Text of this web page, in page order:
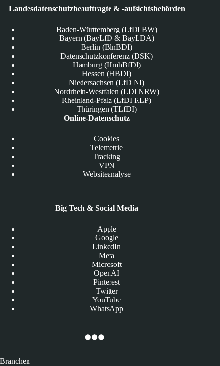
Landesdatenschutzbeauftragte & -aufsichtsbehörden
Baden-Württemberg (LfDI BW)
Bayern (BayLfD & BayLDA)
Berlin (BlnBDI)
Datenschutzkonferenz (DSK)
Hamburg (HmbBfDI)
Hessen (HBDI)
Niedersachsen (LfD NI)
Nordrhein-Westfalen (LDI NRW)
Rheinland-Pfalz (LfDI RLP)
Thüringen (TLfDI)
Online-Datenschutz
Cookies
Telemetrie
Tracking
VPN
Websiteanalyse
Big Tech & Social Media
Apple
Google
LinkedIn
Meta
Microsoft
OpenAI
Pinterest
Twitter
YouTube
WhatsApp
Branchen